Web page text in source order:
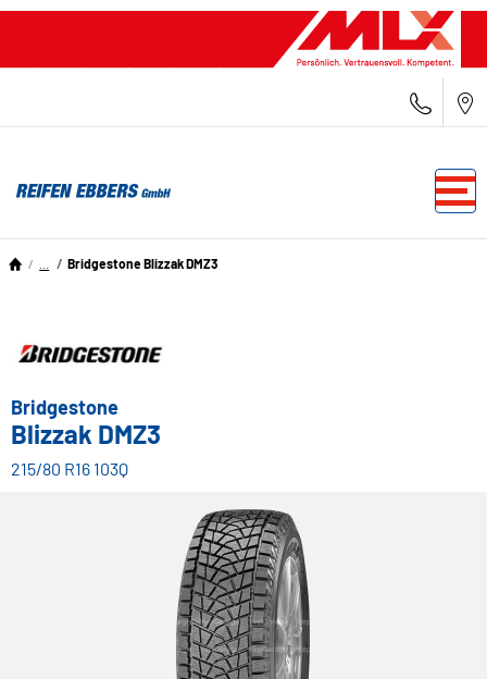
Bridgestone Blizzak DMZ3
Bridgestone
Blizzak DMZ3
215/80 R16 103Q